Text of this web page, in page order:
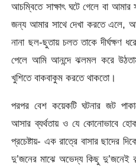
আচম্বিতে সাক্ষাৎ ঘটে গেলে বা
জন্য আমার সাথে দেখা করতে এলে,
নানা ছল-ছুতায় চলত তাকে দীর্ঘক্ষণ
পেলে আমি আনন্দে ঝলমল করে
খুশিতে বাকবাকুম করতে থাকতো।
পরপর বেশ কয়েকটি ঘটনার জট
আসার ব্যর্থতায় ও যে কোনোভাবে
প্রচেষ্টায়- এক রাত্রে বাসার ছাদের
দু’জনের মাঝে অভেদ্য কিছু দু’জনেই